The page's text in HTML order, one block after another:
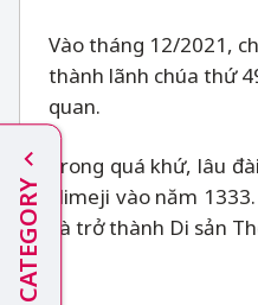
Vào tháng 12/2021,
thành lãnh chúa thứ
quan.
Trong quá khứ, lâu
Himeji vào năm
và trở thành Di sản
CATEGORY